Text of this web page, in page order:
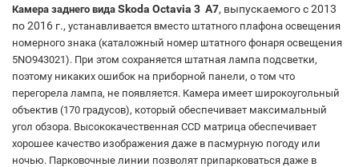
Камера заднего вида Skoda Octavia 3 A7, выпускаемого с 2013
по 2016 г., устанавливается вместо штатного плафона освещения
номерного знака (каталожный номер штатного фонаря освещения
5NO943021). При этом сохраняется штатная лампа подсветки,
поэтому никаких ошибок на приборной панели, о том что
перегорела лампа, не появляется. Камера имеет широкоугольный
объектив (170 градусов), который обеспечивает максимальный
угол обзора. Высококачественная CCD матрица обеспечивает
хорошее качество изображения даже в пасмурную погоду или
ночью. Парковочные линии позволят припарковаться даже в